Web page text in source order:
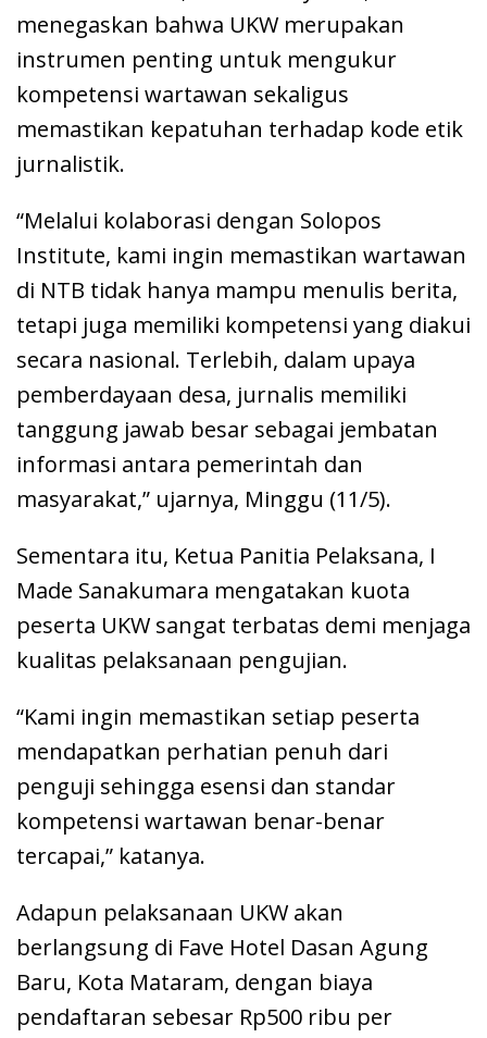
menegaskan bahwa UKW merupakan
instrumen penting untuk mengukur
kompetensi wartawan sekaligus
memastikan kepatuhan terhadap kode etik
jurnalistik.
“Melalui kolaborasi dengan Solopos
Institute, kami ingin memastikan wartawan
di NTB tidak hanya mampu menulis berita,
tetapi juga memiliki kompetensi yang diakui
secara nasional. Terlebih, dalam upaya
pemberdayaan desa, jurnalis memiliki
tanggung jawab besar sebagai jembatan
informasi antara pemerintah dan
masyarakat,” ujarnya, Minggu (11/5).
Sementara itu, Ketua Panitia Pelaksana, I
Made Sanakumara mengatakan kuota
peserta UKW sangat terbatas demi menjaga
kualitas pelaksanaan pengujian.
“Kami ingin memastikan setiap peserta
mendapatkan perhatian penuh dari
penguji sehingga esensi dan standar
kompetensi wartawan benar-benar
tercapai,” katanya.
Adapun pelaksanaan UKW akan
berlangsung di Fave Hotel Dasan Agung
Baru, Kota Mataram, dengan biaya
pendaftaran sebesar Rp500 ribu per